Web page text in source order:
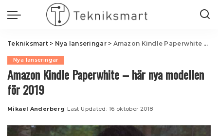
Tekniksmart> Nya lanseringar> Amazon Kindle Paperwhite – här nya modellen för 2019
Nya lanseringar
Amazon Kindle Paperwhite – här nya modellen
för 2019
Posted
Mikael Anderberg Last Updated: 16 oktober 2018